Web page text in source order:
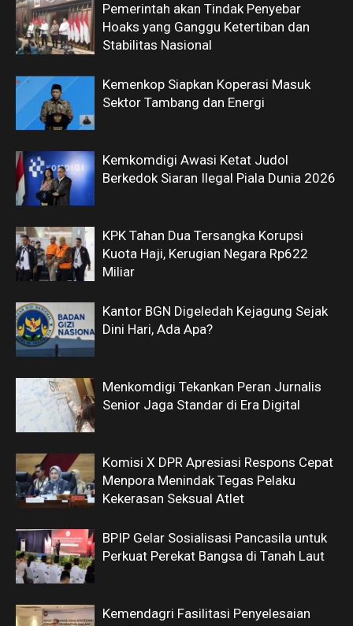
Pemerintah akan Tindak Penyebar
Hoaks yang Ganggu Ketertiban dan
Stabilitas Nasional
Kemenkop Siapkan Koperasi Masuk
Sektor Tambang dan Energi
Kemkomdigi Awasi Ketat Judol
Berkedok Siaran Ilegal Piala Dunia 2026
KPK Tahan Dua Tersangka Korupsi
Kuota Haji, Kerugian Negara Rp622
Miliar
Kantor BGN Digeledah Kejagung Sejak
Dini Hari, Ada Apa?
Menkomdigi Tekankan Peran Jurnalis
Senior Jaga Standar di Era Digital
Komisi X DPR Apresiasi Respons Cepat
Menpora Menindak Tegas Pelaku
Kekerasan Seksual Atlet
BPIP Gelar Sosialisasi Pancasila untuk
Perkuat Perekat Bangsa di Tanah Laut
Kemendagri Fasilitasi Penyelesaian